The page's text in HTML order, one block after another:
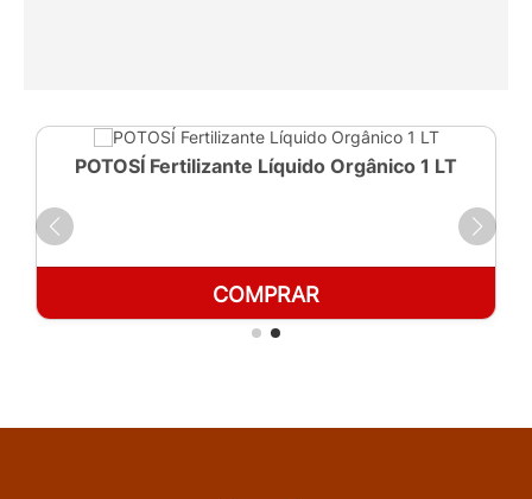
POTOSÍ Fertilizante Líquido Orgânico 1 LT
COMPRAR